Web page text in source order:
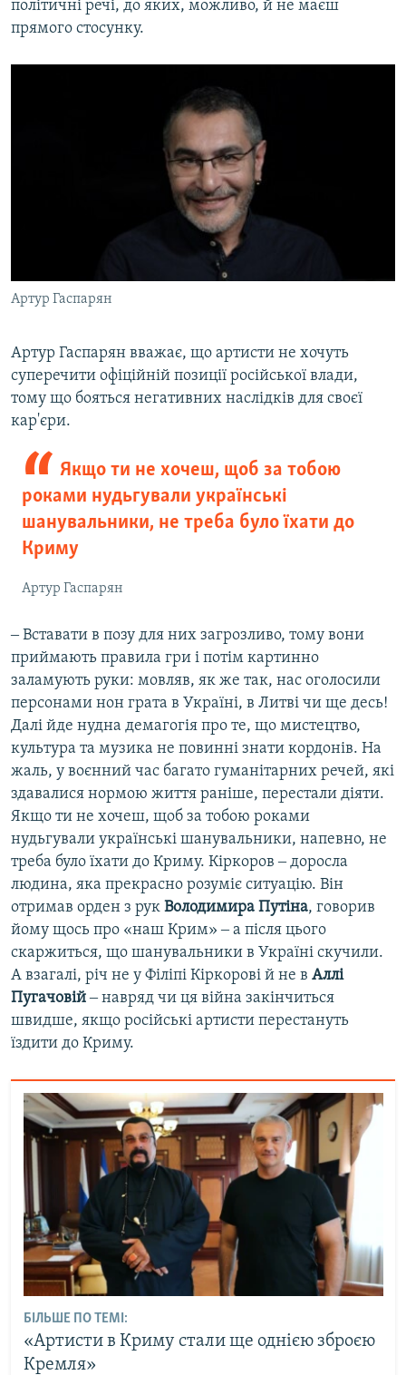
політичні речі, до яких, можливо, й не маєш
прямого стосунку.
Артур Гаспарян
Артур Гаспарян вважає, що артисти не хочуть
суперечити офіційній позиції російської влади,
тому що бояться негативних наслідків для своєї
кар'єри.
Якщо ти не хочеш, щоб за тобою
роками нудьгували українські
шанувальники, не треба було їхати до
Криму
Артур Гаспарян
‒ Вставати в позу для них загрозливо, тому вони
приймають правила гри і потім картинно
заламують руки: мовляв, як же так, нас оголосили
персонами нон грата в Україні, в Литві чи ще десь!
Далі йде нудна демагогія про те, що мистецтво,
культура та музика не повинні знати кордонів. На
жаль, у воєнний час багато гуманітарних речей, які
здавалися нормою життя раніше, перестали діяти.
Якщо ти не хочеш, щоб за тобою роками
нудьгували українські шанувальники, напевно, не
треба було їхати до Криму. Кіркоров ‒ доросла
людина, яка прекрасно розуміє ситуацію. Він
отримав орден з рук Володимира Путіна, говорив
йому щось про «наш Крим» ‒ а після цього
скаржиться, що шанувальники в Україні скучили.
А взагалі, річ не у Філіпі Кіркорові й не в Аллі
Пугачовій‒ навряд чи ця війна закінчиться
швидше, якщо російські артисти перестануть
їздити до Криму.
БІЛЬШЕ ПО ТЕМІ:
«Артисти в Криму стали ще однією зброєю
Кремля»